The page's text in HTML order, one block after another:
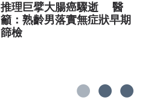
推理巨擘大腸癌驟逝 醫
籲：熟齡男落實無症狀早期
篩檢